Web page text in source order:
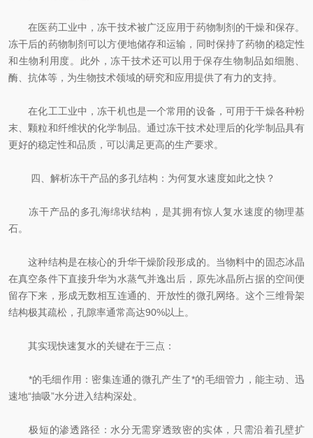
在医药工业中，冻干技术被广泛应用于药物制剂的干燥和保存。
冻干后的药物制剂可以方便地储存和运输，同时保持了药物的稳定性
和生物利用度。此外，冻干技术还可以用于保存生物制品如细胞、
酶、抗体等，为生物技术领域的研究和应用提供了有力的支持。
在化工工业中，冻干机也是一个常用的设备，可用于干燥各种粉
末、颗粒和纤维状的化学制品。通过冻干技术处理后的化学制品具有
更好的稳定性和品质，可以满足更高的生产要求。
四、解析冻干产品的多孔结构：为何复水速度如此之快？
冻干产品的多孔海绵状结构，是其拥有惊人复水速度的物理基
石。
这种结构是在核心的升华干燥阶段形成的。当物料中的固态冰晶
在真空条件下直接升华为水蒸气并逸出后，原先冰晶所占据的空间便
留存下来，形成无数相互连通的、开放性的微孔网络。这个三维骨架
结构极其疏松，孔隙率通常高达90%以上。
其实现快速复水的关键在于三点：
*的毛细作用：密集连通的微孔产生了*的毛细管力，能主动、迅
速地“抽吸”水分进入结构深处。
极短的渗透路径：水分无需穿透致密的实体，只需沿着孔壁扩